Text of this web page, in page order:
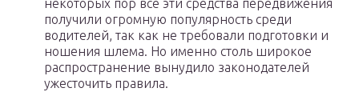
некоторых пор все эти средства передвижения
получили огромную популярность среди
водителей, так как не требовали подготовки и
ношения шлема. Но именно столь широкое
распространение вынудило законодателей
ужесточить правила.